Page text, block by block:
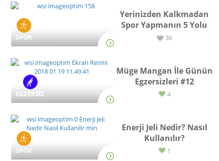
SPOR
Yerinizden Kalkmadan
Spor Yapmanın 5 Yolu
36
EGZERSİZ
Müge Mangan İle Günün
Egzersizleri #12
4
SPOR
Enerji Jeli Nedir? Nasıl
Kullanılır?
1